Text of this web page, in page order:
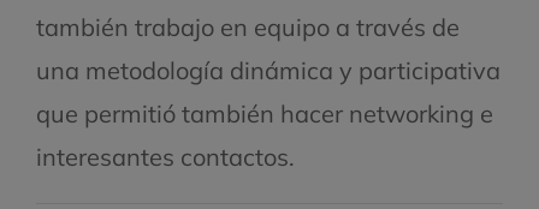
también trabajo en equipo a través de
una metodología dinámica y participativa
que permitió también hacer networking e
interesantes contactos.